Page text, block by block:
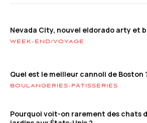
Nevada City, nouvel eldorado arty et
WEEK-END/VOYAGE
Quel est le meilleur cannoli de Boston
BOULANGERIES-PÂTISSERIES
Pourquoi voit-on rarement des chats